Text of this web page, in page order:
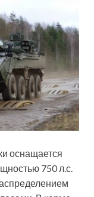
оснащается
750 л.с.